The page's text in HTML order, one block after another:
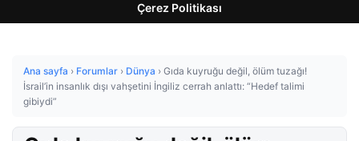
Çerez Politikası
Ana sayfa › Forumlar › Dünya › Gıda kuyruğu değil, ölüm tuzağı!
İsrail’in insanlık dışı vahşetini İngiliz cerrah anlattı: “Hedef talimi
gibiydi”